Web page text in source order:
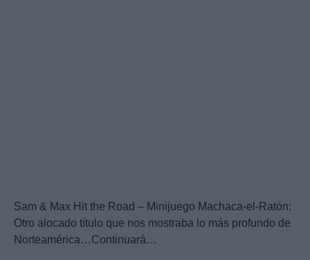
Sam & Max Hit the Road – Minijuego Machaca-el-Ratón:
Otro alocado título que nos mostraba lo más profundo de
Norteamérica…Continuará…